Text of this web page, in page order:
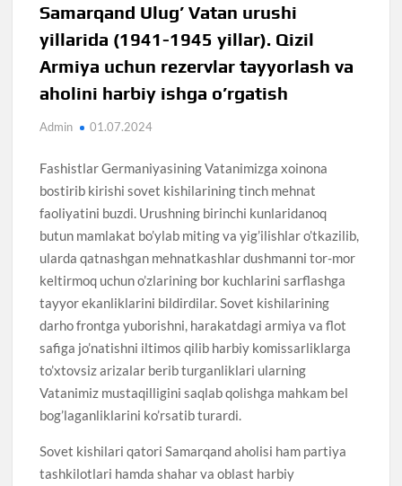
Samarqand Ulug’ Vatan urushi
yillarida (1941-1945 yillar). Qizil
Armiya uchun rezervlar tayyorlash va
aholini harbiy ishga o’rgatish
Admin 01.07.2024
Fashistlar Germaniyasining Vatanimizga xoinona
bostirib kirishi sovet kishilarining tinch mehnat
faoliyatini buzdi. Urushning birinchi kunlaridanoq
butun mamlakat bo’ylab miting va yig’ilishlar o’tkazilib,
ularda qatnashgan mehnatkashlar dushmanni tor-mor
keltirmoq uchun o’zlarining bor kuchlarini sarflashga
tayyor ekanliklarini bildirdilar. Sovet kishilarining
darho frontga yuborishni, harakatdagi armiya va flot
safiga jo’natishni iltimos qilib harbiy komissarliklarga
to’xtovsiz arizalar berib turganliklari ularning
Vatanimiz mustaqilligini saqlab qolishga mahkam bel
bog’laganliklarini ko’rsatib turardi.
Sovet kishilari qatori Samarqand aholisi ham partiya
tashkilotlari hamda shahar va oblast harbiy